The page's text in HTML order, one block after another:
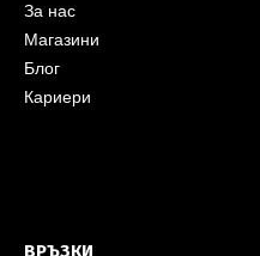
За нас
Магазини
Блог
Кариери
ВРЪЗКИ